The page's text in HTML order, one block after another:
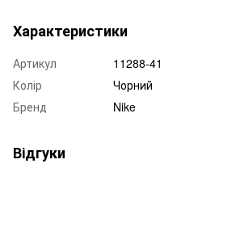
Характеристики
Артикул
11288-41
Колір
Чорний
Бренд
Nike
Відгуки